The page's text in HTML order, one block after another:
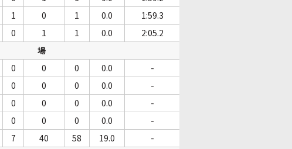
1 0 1 0.0
1:59.3
0 1 1 0.0
2:05.2
場
0 0 0 0.0
-
0 0 0 0.0
-
0 0 0 0.0
-
0 0 0 0.0
-
7 40 58 19.0
-